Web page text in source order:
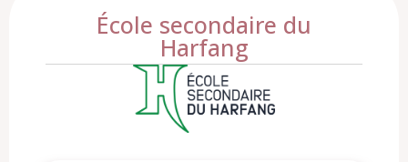
École secondaire du
Harfang